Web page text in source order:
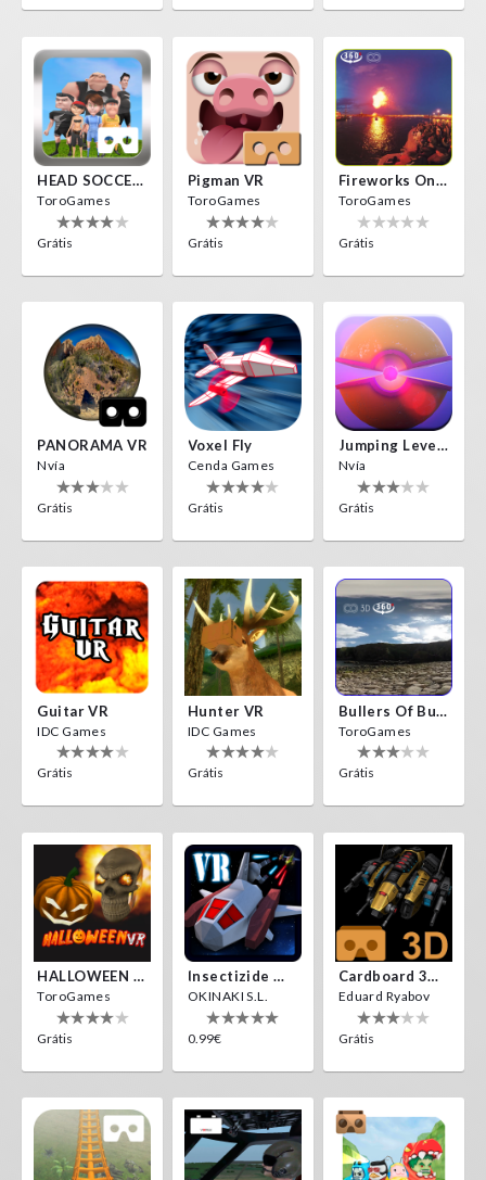
HEAD SOCCER VR
ToroGames
Grátis
Pigman VR
ToroGames
Grátis
Fireworks On Victory Day
ToroGames
Grátis
PANORAMA VR
Nvía
Grátis
Voxel Fly
Cenda Games
Grátis
Jumping Levels
Nvía
Grátis
Guitar VR
IDC Games
Grátis
Hunter VR
IDC Games
Grátis
Bullers Of Buchan Aberdeen
ToroGames
Grátis
HALLOWEEN VR
ToroGames
Grátis
Insectizide Wars VR
OKINAKI S.L.
0.99€
Cardboard 3D VR Space FPS Game
Eduard Ryabov
Grátis